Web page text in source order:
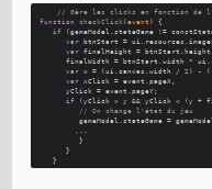
// Gère les clicks en fonction de
function
checkClick (event ) {
if
(gameModel.stateGame !=
var btnStart = ui. resources .
var finalHeight = btnStart.height
      finalWidth = btnStart.
width * ui.
var x = (ui.canvas .width / 2 ) -
var xClick = event.pageX
      yClick = event.
pageY;
if
(yClick > y && yClick < (y +
// On change l'état du jeu
         gameModel.
stateGame =
         }
      }
   }